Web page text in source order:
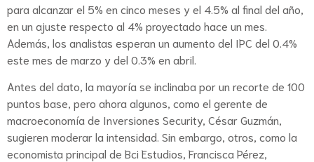
para alcanzar el 5% en cinco meses y el 4.5% al final del año,
en un ajuste respecto al 4% proyectado hace un mes.
Además, los analistas esperan un aumento del IPC del 0.4%
este mes de marzo y del 0.3% en abril.
Antes del dato, la mayoría se inclinaba por un recorte de 100
puntos base, pero ahora algunos, como el gerente de
macroeconomía de Inversiones Security, César Guzmán,
sugieren moderar la intensidad. Sin embargo, otros, como la
economista principal de Bci Estudios, Francisca Pérez,